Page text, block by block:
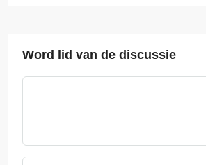
Word lid van de discussie